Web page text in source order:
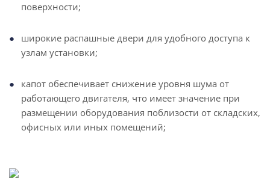
поверхности;
широкие распашные двери для удобного доступа к
узлам установки;
капот обеспечивает снижение уровня шума от
работающего двигателя, что имеет значение при
размещении оборудования поблизости от складских,
офисных или иных помещений;